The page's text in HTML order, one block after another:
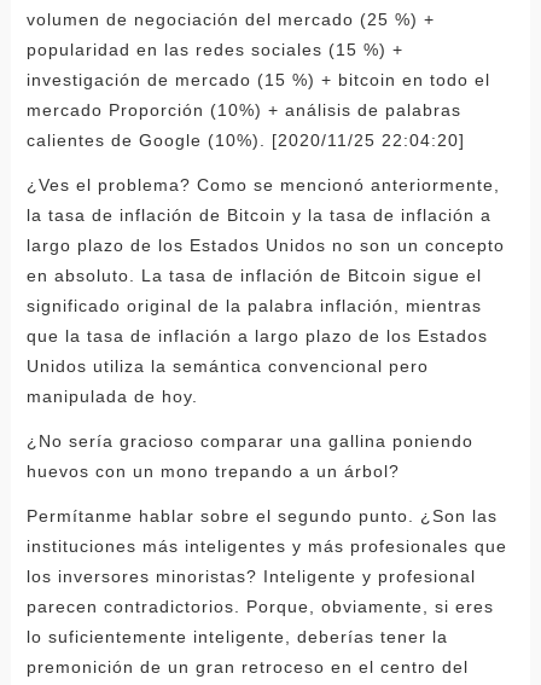
volumen de negociación del mercado (25 %) +
popularidad en las redes sociales (15 %) +
investigación de mercado (15 %) + bitcoin en todo el
mercado Proporción (10%) + análisis de palabras
calientes de Google (10%). [2020/11/25 22:04:20]
¿Ves el problema? Como se mencionó anteriormente,
la tasa de inflación de Bitcoin y la tasa de inflación a
largo plazo de los Estados Unidos no son un concepto
en absoluto. La tasa de inflación de Bitcoin sigue el
significado original de la palabra inflación, mientras
que la tasa de inflación a largo plazo de los Estados
Unidos utiliza la semántica convencional pero
manipulada de hoy.
¿No sería gracioso comparar una gallina poniendo
huevos con un mono trepando a un árbol?
Permítanme hablar sobre el segundo punto. ¿Son las
instituciones más inteligentes y más profesionales que
los inversores minoristas? Inteligente y profesional
parecen contradictorios. Porque, obviamente, si eres
lo suficientemente inteligente, deberías tener la
premonición de un gran retroceso en el centro del